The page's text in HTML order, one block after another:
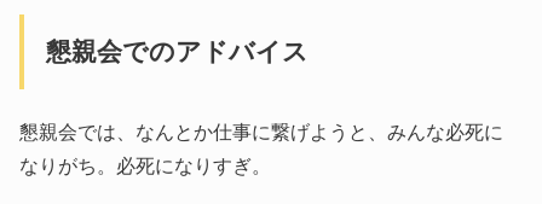
懇親会でのアドバイス
懇親会では、なんとか仕事に繋げようと、みんな必死に
なりがち。必死になりすぎ。